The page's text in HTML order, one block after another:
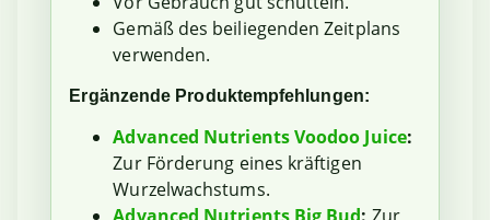
Gemäß des beiliegenden Zeitplans
verwenden.
Ergänzende Produktempfehlungen:
Advanced Nutrients Voodoo Juice:
Zur Förderung eines kräftigen
Wurzelwachstums.